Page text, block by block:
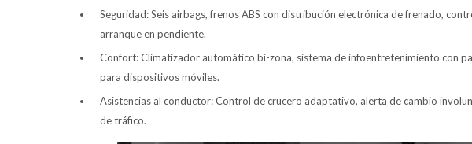
Seguridad: Seis airbags, frenos ABS con distribución electrónica de frenado,
arranque en pendiente.
Confort: Climatizador automático bi-zona, sistema de infoentretenimiento con
para dispositivos móviles.
Asistencias al conductor: Control de crucero adaptativo, alerta de cambio
de tráfico.